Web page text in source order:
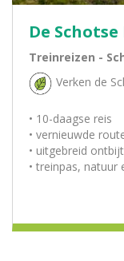
De
Treinreizen -
Verken de
• 10-daagse reis
• vernieuwde
• uitgebreid ontbijt
• treinpas, natuur